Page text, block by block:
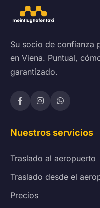
Su socio de confianza
en Viena. Puntual,
garantizado.
Nuestros servicios
Traslado al aeropuerto
Traslado desde el
Precios